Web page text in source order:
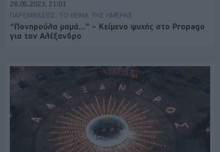
28.05.2023, 21:01
ΠΑΡΕΜΒΆΣΕΙΣ, ΤΟ ΘΈΜΑ ΤΗΣ ΗΜΈΡΑΣ
“Πονηρούλα μαμά…” – Κείμενο ψυχής στο Propago
για τον Αλέξανδρο